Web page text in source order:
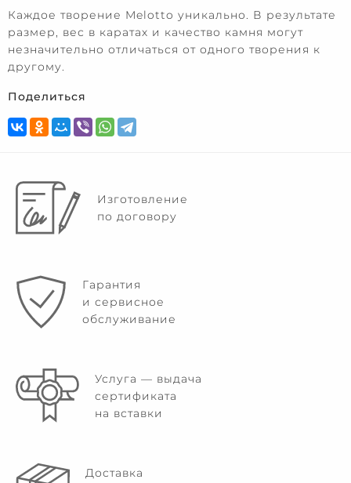
Каждое творение Melotto уникально. В результате
размер, вес в каратах и ​​качество камня могут
незначительно отличаться от одного творения к
другому.
Поделиться
Изготовление
по договору
Гарантия
и сервисное
обслуживание
Услуга — выдача
сертификата
на вставки
Доставка